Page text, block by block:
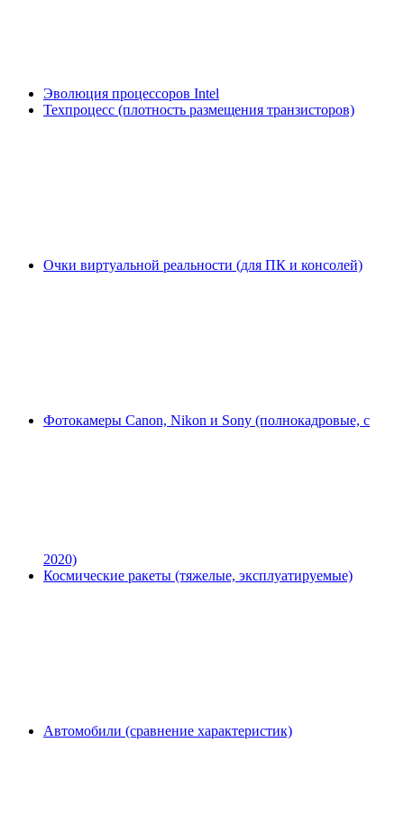
Эволюция процессоров Intel
Техпроцесс (плотность размещения транзисторов)
Очки виртуальной реальности (для ПК и консолей)
Фотокамеры Canon, Nikon и Sony (полнокадровые, с
2020)
Космические ракеты (тяжелые, эксплуатируемые)
Автомобили (сравнение характеристик)